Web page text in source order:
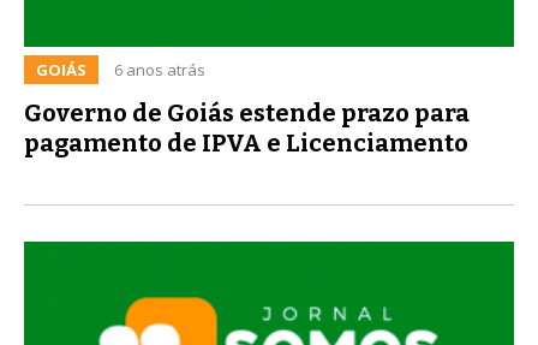
GOIÁS 6 anos atrás
Governo de Goiás estende prazo para
pagamento de IPVA e Licenciamento